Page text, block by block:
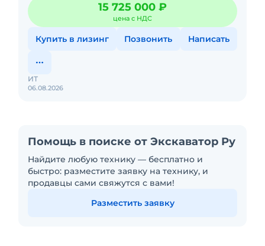
15 725 000 ₽
цена с НДС
Купить в лизинг Позвонить Написать
06.08.2026
ИТ
Помощь в поиске от Экскаватор Ру
Найдите любую технику — бесплатно и
быстро: разместите заявку на технику, и
продавцы сами свяжутся с вами!
Разместить заявку